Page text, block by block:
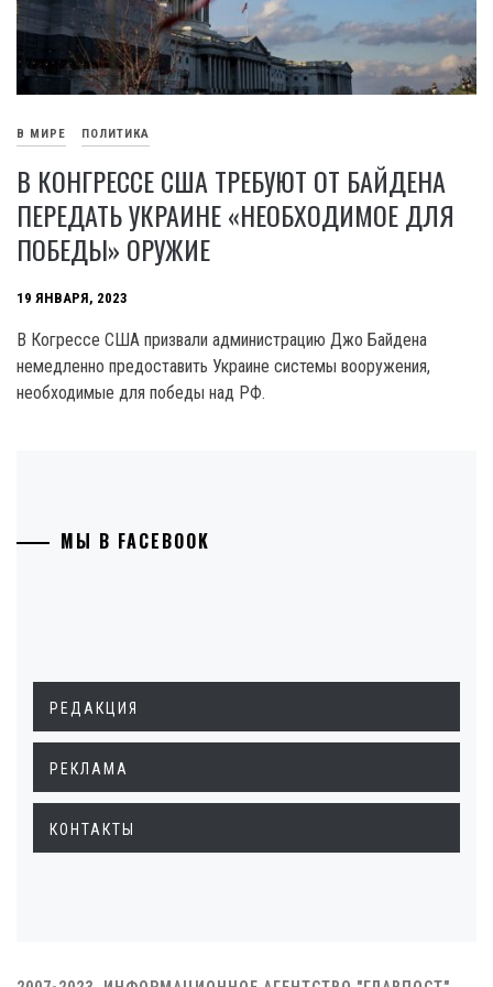
В МИРЕ ПОЛИТИКА
В КОНГРЕССЕ США ТРЕБУЮТ ОТ БАЙДЕНА
ПЕРЕДАТЬ УКРАИНЕ «НЕОБХОДИМОЕ ДЛЯ
ПОБЕДЫ» ОРУЖИЕ
19 ЯНВАРЯ, 2023
В Когрессе США призвали администрацию Джо Байдена
немедленно предоставить Украине системы вооружения,
необходимые для победы над РФ.
МЫ В FACEBOOK
РЕДАКЦИЯ
РЕКЛАМА
КОНТАКТЫ